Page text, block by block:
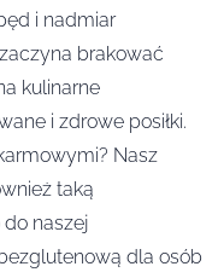
i nadmiar
brakować
kulinarne
i zdrowe posiłki.
Nasz
taką
naszej
dla osób